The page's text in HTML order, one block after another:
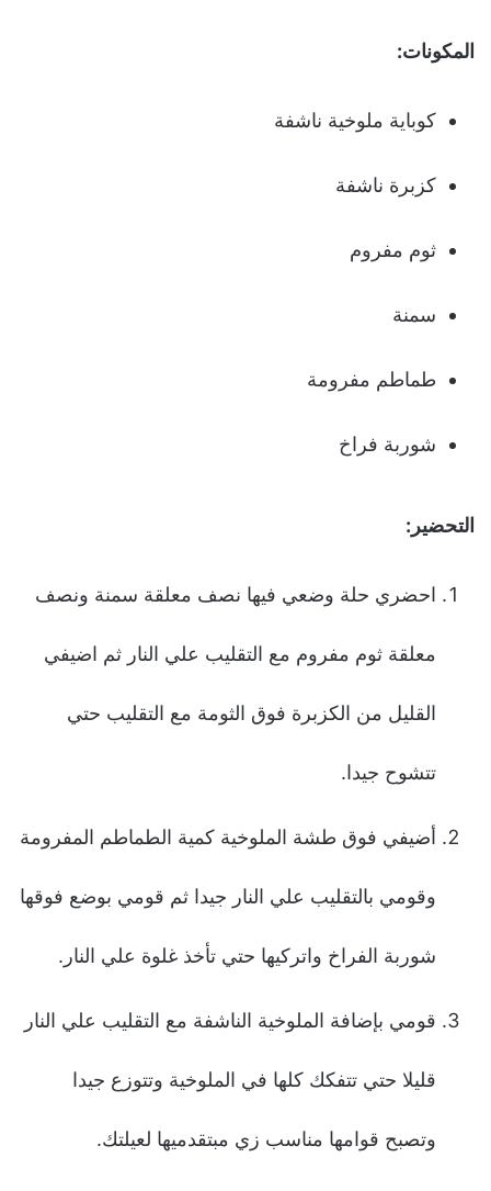
المكونات:
كوباية ملوخية ناشفة
كزبرة ناشفة
ثوم مفروم
سمنة
طماطم مفرومة
شوربة فراخ
التحضير:
احضري حلة وضعي فيها نصف معلقة سمنة ونصف
معلقة ثوم مفروم مع التقليب علي النار ثم اضيفي
القليل من الكزبرة فوق الثومة مع التقليب حتي
تتشوح جيدا.
أضيفي فوق طشة الملوخية كمية الطماطم المفرومة
وقومي بالتقليب علي النار جيدا ثم قومي بوضع فوقها
شوربة الفراخ واتركيها حتي تأخذ غلوة علي النار.
قومي بإضافة الملوخية الناشفة مع التقليب علي النار
قليلا حتي تتفكك كلها في الملوخية وتتوزع جيدا
وتصبح قوامها مناسب زي مبتقدميها لعيلتك.